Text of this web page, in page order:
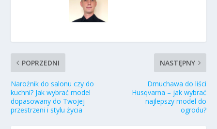
POPRZEDNI
Narożnik do salonu czy do
kuchni? Jak wybrać model
dopasowany do Twojej
przestrzeni i stylu życia
NASTĘPNY
Dmuchawa do liści
Husqvarna – jak wybrać
najlepszy model do
ogrodu?